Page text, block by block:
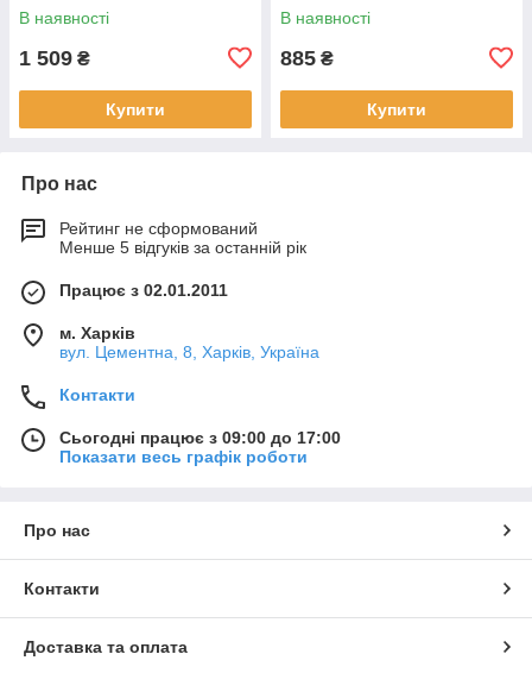
В наявності
1 509 ₴
Купити
В наявності
885 ₴
Купити
Про нас
Рейтинг не сформований
Менше 5 відгуків за останній рік
Працює з 02.01.2011
м. Харків
вул. Цементна, 8, Харків, Україна
Контакти
Сьогодні працює з 09:00 до 17:00
Показати весь графік роботи
Про нас
Контакти
Доставка та оплата